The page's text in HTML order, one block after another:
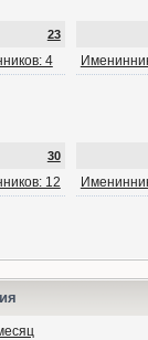
23
4
30
12